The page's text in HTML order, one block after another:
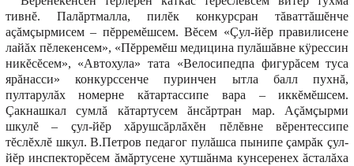
тивнĕ. Палăртмалла, пилĕк конкурсран тăваттăшĕнче
аçăмçырмисем – пĕрремĕшсем. Вĕсем «Çул-йĕр правилисене
лайăх пĕлекенсем», «Пĕрремĕш медицина пулăшăвне кÿрессин
никĕсĕсем», «Автохула» тата «Велосипедпа фигурăсем туса
ярăнасси» конкурссенче пуринчен ытла балл пухнă,
пултарулăх номерне кăтартассипе вара – иккĕмĕшсем.
Çакнашкал сумлă кăтартусем ăнсăртран мар. Аçăмçырми
шкулĕ – çул-йĕр хăрушсăрлăхĕн пĕлĕвне вĕрентессипе
тĕслĕхлĕ шкул. В.Петров педагог пулăшса пынипе çамрăк çул-
йĕр инспекторĕсем ăмăртусене хутшăнма кунсеренех ăсталăха